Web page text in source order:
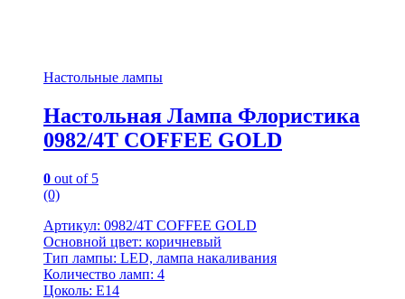
Настольные лампы
Настольная Лампа Флористика
0982/4T COFFEE GOLD
0 out of 5
(0)
Артикул: 0982/4T COFFEE GOLD
Основной цвет: коричневый
Тип лампы: LED, лампа накаливания
Количество ламп: 4
Цоколь: Е14